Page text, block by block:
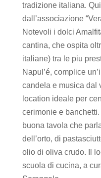
tradizione italiana.
dall’associazione
Notevoli i dolci
cantina, che ospita
italiane) tra le piu
Napul’é, complice
candela e musica dal
location ideale per
cerimonie e
buona tavola che
dell’orto, di
olio di oliva crudo. Il
scuola di cucina, a